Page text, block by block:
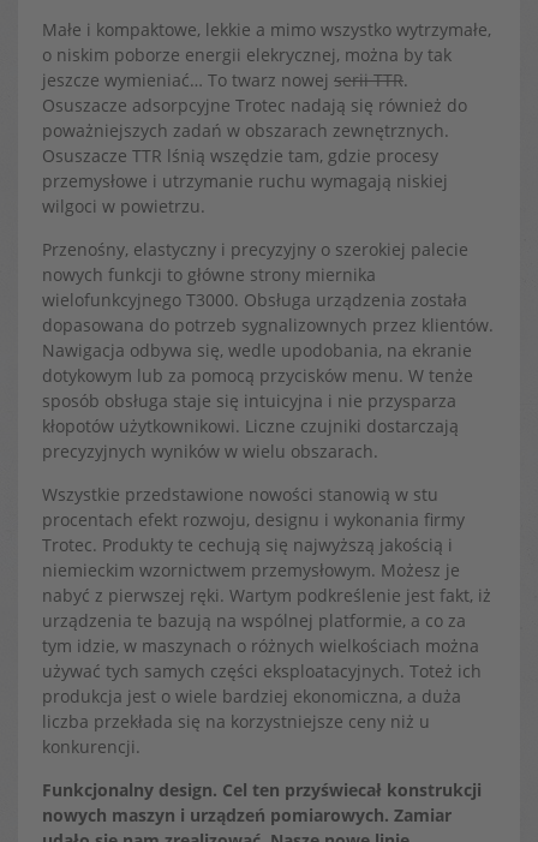
Małe i kompaktowe, lekkie a mimo wszystko wytrzymałe,
o niskim poborze energii elekrycznej, można by tak
jeszcze wymieniać… To twarz nowej serii TTR.
Osuszacze adsorpcyjne Trotec nadają się również do
poważniejszych zadań w obszarach zewnętrznych.
Osuszacze TTR lśnią wszędzie tam, gdzie procesy
przemysłowe i utrzymanie ruchu wymagają niskiej
wilgoci w powietrzu.
Przenośny, elastyczny i precyzyjny o szerokiej palecie
nowych funkcji to główne strony miernika
wielofunkcyjnego T3000. Obsługa urządzenia została
dopasowana do potrzeb sygnalizownych przez klientów.
Nawigacja odbywa się, wedle upodobania, na ekranie
dotykowym lub za pomocą przycisków menu. W tenże
sposób obsługa staje się intuicyjna i nie przysparza
kłopotów użytkownikowi. Liczne czujniki dostarczają
precyzyjnych wyników w wielu obszarach.
Wszystkie przedstawione nowości stanowią w stu
procentach efekt rozwoju, designu i wykonania firmy
Trotec. Produkty te cechują się najwyższą jakością i
niemieckim wzornictwem przemysłowym. Możesz je
nabyć z pierwszej ręki. Wartym podkreślenie jest fakt, iż
urządzenia te bazują na wspólnej platformie, a co za
tym idzie, w maszynach o różnych wielkościach można
używać tych samych części eksploatacyjnych. Toteż ich
produkcja jest o wiele bardziej ekonomiczna, a duża
liczba przekłada się na korzystniejsze ceny niż u
konkurencji.
Funkcjonalny design. Cel ten przyświecał konstrukcji
nowych maszyn i urządzeń pomiarowych. Zamiar